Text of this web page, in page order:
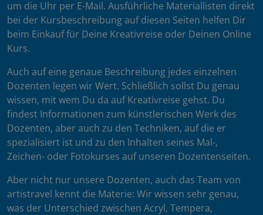
um die Uhr per E-Mail. Ausführliche Materiallisten direkt
bei der Kursbeschreibung auf diesen Seiten helfen Dir
beim Einkauf für Deine Kreativreise oder Deinen Online
Kurs.
Auch auf eine genaue Beschreibung jedes einzelnen
Dozenten legen wir Wert. Schließlich sollst Du genau
wissen, mit wem Du da auf Kreativreise gehst. Du
findest Informationen zum künstlerischen Werk des
Dozenten, aber auch zu den Techniken, auf die er
spezialisiert ist und zu den Inhalten seines Mal-,
Zeichen- oder Fotokurses auf unseren Dozentenseiten.
Aber nicht nur unsere Dozenten, auch das Team von
artistravel kennt die Materie: Wir wissen sehr genau,
was der Unterschied zwischen Acryl, Tempera,